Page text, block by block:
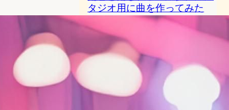
タジオ用に曲を作ってみた
AI（人工知能）ニュース｜
テクノロジーとエンタメニュース
editorial
2024年6月23日11:05
“マイクロソフトのAIチャッ
トボット、Sunoプラグイン
でAIソング生成可能に – 商業
利用は有料ユーザー限定”